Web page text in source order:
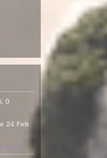
0
24 Feb
[Bot]